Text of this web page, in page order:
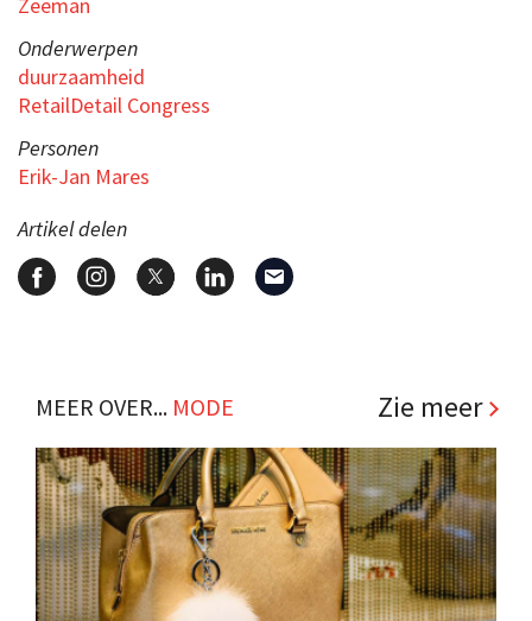
Onderwerpen
duurzaamheid
RetailDetail Congress
Personen
Erik-Jan Mares
Artikel delen
MEER OVER... MODE Zie meer